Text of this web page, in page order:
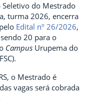
Seletivo do Mestrado
turma 2026, encerra
Edital nº 26/2026,
20 para o
Campus Urupema do
o Mestrado é
vagas será cobrada